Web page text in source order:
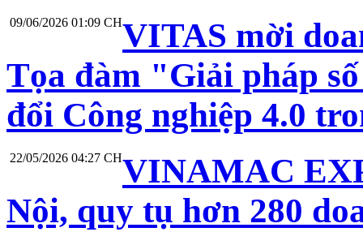
09/06/2026 01:09 CHVITAS mời
Tọa đàm "Giải pháp
đổi Công nghiệp 4.0
22/05/2026 04:27 CHVINAMAC
Nội, quy tụ hơn 280